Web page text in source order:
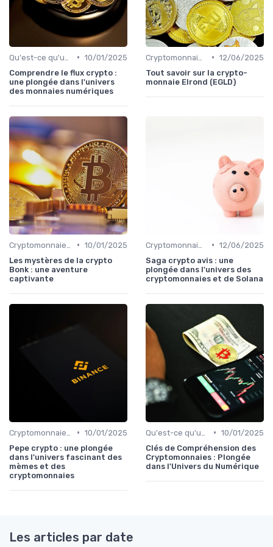
• 10/01/2025
Comprendre le flux crypto :
une plongée dans l'univers
des monnaies numériques
• 12/06/2025
Tout savoir sur la crypto-
monnaie Elrond (EGLD)
• 10/01/2025
Les mystères de la crypto
Bonk : une aventure
captivante
• 12/06/2025
Saga crypto avis : une
plongée dans l'univers des
cryptomonnaies et de Solana
• 10/01/2025
Pepe crypto : une plongée
dans l'univers fascinant des
mèmes et des
cryptomonnaies
• 10/01/2025
Clés de Compréhension des
Cryptomonnaies : Plongée
dans l'Univers du Numérique
Les articles par date